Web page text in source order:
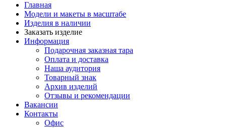
Главная
Модели и макеты в масштабе
Изделия в наличии
Заказать изделие
Информация
Подарочная заказная тара
Оплата и доставка
Наша аудитория
Товарный знак
Архив изделий
Отзывы и рекомендации
Вакансии
Контакты
Офис